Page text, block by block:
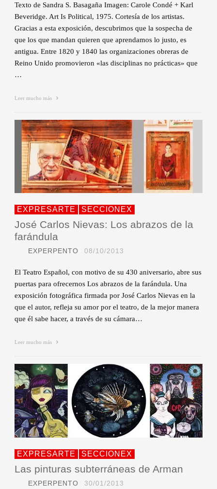
Texto de Sandra S. Basagaña Imagen: Carole Condé + Karl
Beveridge. Art Is Political, 1975. Cortesía de los artistas.
Gracias a esta exposición, descubrimos que la sospecha de
que los que mandan quieren que aprendamos lo justo, es
antigua. Entre 1820 y 1840 las organizaciones obreras de
Reino Unido promovieron «las disciplinas no prácticas» que
…
Leer mucho más
EXPRESARTE SECCIONEX
José Carlos Nievas: Los abrazos de la
farándula
EXPERPENTO 08/10/2013
El Teatro Español, con motivo de su 430 aniversario, abre sus
puertas para ofrecernos Los abrazos de la farándula. Una
exposición fotográfica firmada por José Carlos Nievas en la
que el autor, refleja su amor por el teatro, de la mejor manera
que él sabe hacer, a través de su cámara…
Leer mucho más
EXPRESARTE SECCIONEX
Las pinturas subterráneas de Arman
EXPERPENTO 30/01/2013